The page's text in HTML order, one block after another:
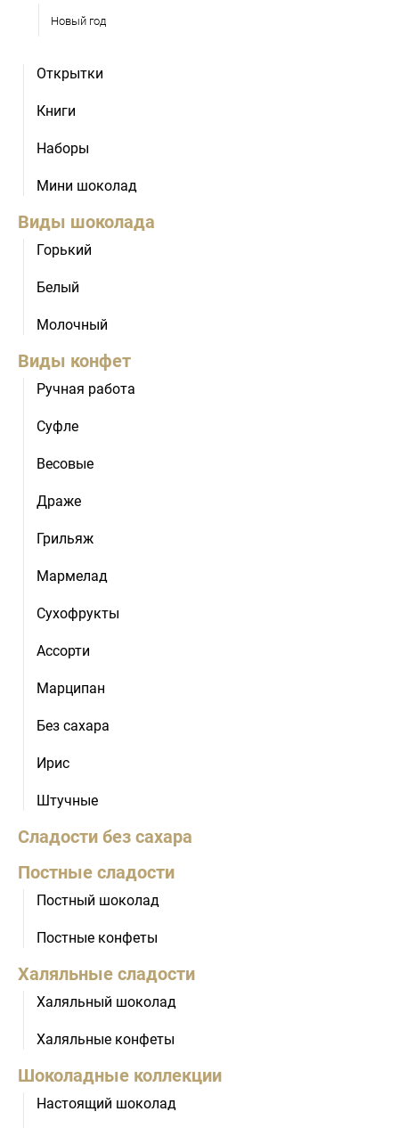
Новый год
Открытки
Книги
Наборы
Мини шоколад
Виды шоколада
Горький
Белый
Молочный
Виды конфет
Ручная работа
Суфле
Весовые
Драже
Грильяж
Мармелад
Сухофрукты
Ассорти
Марципан
Без сахара
Ирис
Штучные
Сладости без сахара
Постные сладости
Постный шоколад
Постные конфеты
Халяльные сладости
Халяльный шоколад
Халяльные конфеты
Шоколадные коллекции
Настоящий шоколад